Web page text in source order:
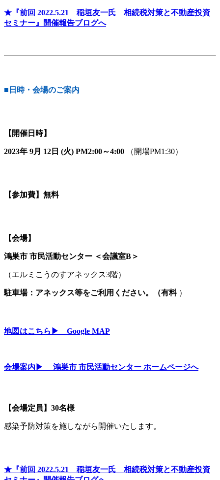
★『前回 2022.5.21 稲垣友一氏 相続税対策と不動産投資
セミナー』開催報告ブログへ
■日時・会場のご案内
【開催日時】
2023年 9月 12日 (火) PM2:00～4:00 （開場PM1:30）
【参加費】無料
【会場】
鴻巣市 市民活動センター ＜会議室B＞
（エルミこうのすアネックス3階）
駐車場：アネックス等をご利用ください。（有料）
地図はこちら▶ Google MAP
会場案内▶ 鴻巣市 市民活動センター ホームページへ
【会場定員】30名様
感染予防対策を施しながら開催いたします。
★『前回 2022.5.21 稲垣友一氏 相続税対策と不動産投資